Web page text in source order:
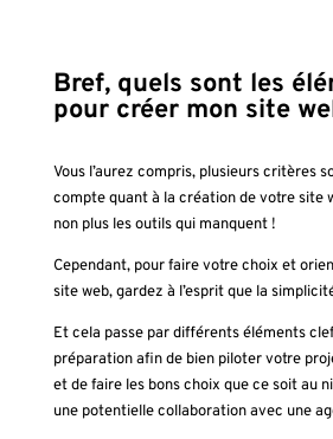
Bref, quels sont les
pour créer mon site
Vous l’aurez compris, plusieurs critères
compte quant à la création de votre site
non plus les outils qui manquent !
Cependant, pour faire votre choix et
site web, gardez à l’esprit que la
Et cela passe par différents éléments
préparation afin de bien piloter votre
et de faire les bons choix que ce soit au
une potentielle collaboration avec une